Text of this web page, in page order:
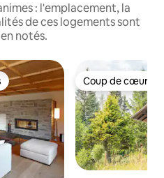
: l'emplacement, la
de ces logements sont
notés.
les plus aimésCoup de cœur
Coup de cœur